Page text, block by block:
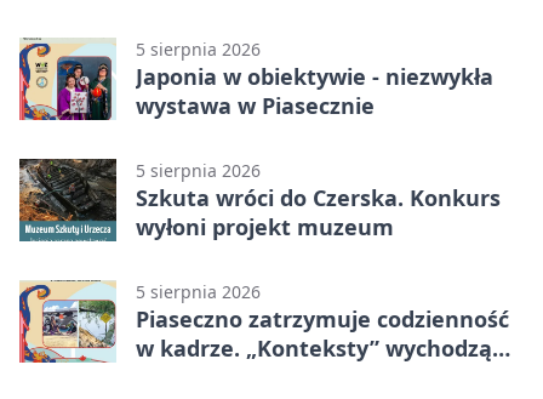
5 sierpnia 2026
Japonia w obiektywie - niezwykła
wystawa w Piasecznie
5 sierpnia 2026
Szkuta wróci do Czerska. Konkurs
wyłoni projekt muzeum
5 sierpnia 2026
Piaseczno zatrzymuje codzienność
w kadrze. „Konteksty” wychodzą